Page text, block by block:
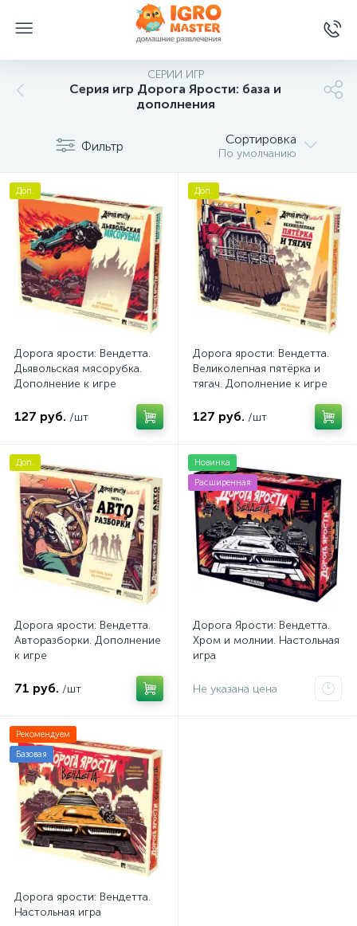
СЕРИИ ИГР
Серия игр Дорога Ярости: база и
дополнения
Фильтр Сортировка
По умолчанию
Доп.
Дорога ярости: Вендетта.
Дьявольская мясорубка.
Дополнение к игре
127 руб. /шт
Доп.
Дорога ярости: Вендетта.
Великолепная пятёрка и
тягач. Дополнение к игре
127 руб. /шт
Доп.
Дорога ярости: Вендетта.
Авторазборки. Дополнение
к игре
71 руб. /шт
Новинка
Расширенная
Дорога Ярости: Вендетта.
Хром и молнии. Настольная
игра
Не указана цена
Рекомендуем
Базовая
Дорога ярости: Вендетта.
Настольная игра